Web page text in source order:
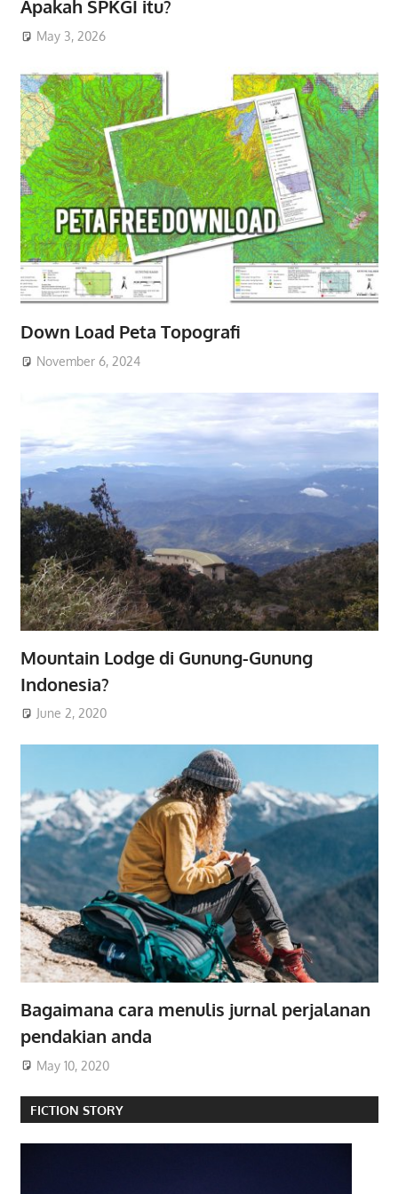
Apakah SPKGI itu?
May 3, 2026
Down Load Peta Topografi
November 6, 2024
Mountain Lodge di Gunung-Gunung
Indonesia?
June 2, 2020
Bagaimana cara menulis jurnal perjalanan
pendakian anda
May 10, 2020
FICTION STORY